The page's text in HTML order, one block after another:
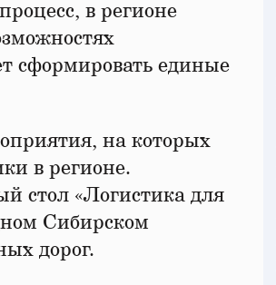
в регионе
сформировать единые
на которых
в регионе.
стол «Логистика для
Сибирском
дорог.